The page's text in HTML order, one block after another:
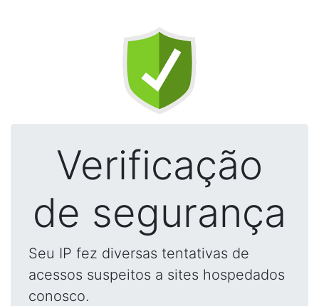
Verificação
de segurança
Seu IP fez diversas tentativas de
acessos suspeitos a sites hospedados
conosco.